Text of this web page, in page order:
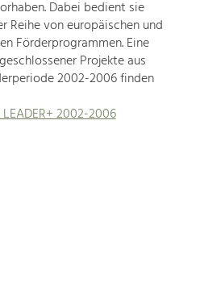
Dabei bedient sie
Reihe von europäischen und
Förderprogrammen. Eine
Projekte aus
2002-2006 finden
2002-2006